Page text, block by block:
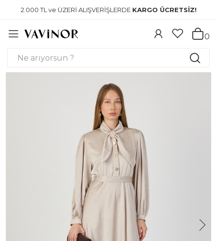
2.000 TL ve ÜZERİ ALIŞVERİŞLERDE KARGO ÜCRETSİZ!
0